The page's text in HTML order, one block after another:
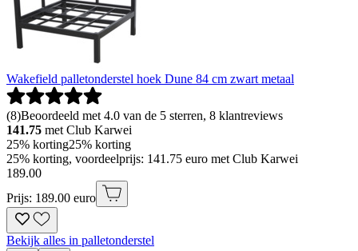
Wakefield palletonderstel hoek Dune 84 cm zwart metaal
(8)Beoordeeld met 4.0 van de 5 sterren, 8 klantreviews
141.75 met Club Karwei
25% korting25% korting
25% korting, voordeelprijs: 141.75 euro met Club Karwei
189.00
Prijs: 189.00 euro
Bekijk alles in palletonderstel